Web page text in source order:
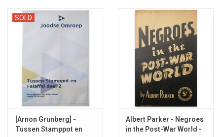
SOLD
[Arnon Grunberg] -
Tussen Stamppot en
Albert Parker - Negroes
in the Post-War World -